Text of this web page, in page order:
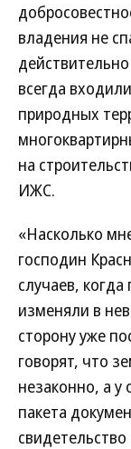
владения не
всегда
природных
на
ИЖС.
«Насколько
господин
случаев,
изменяли в
сторону уже
говорят, что
незаконно, а у
пакета